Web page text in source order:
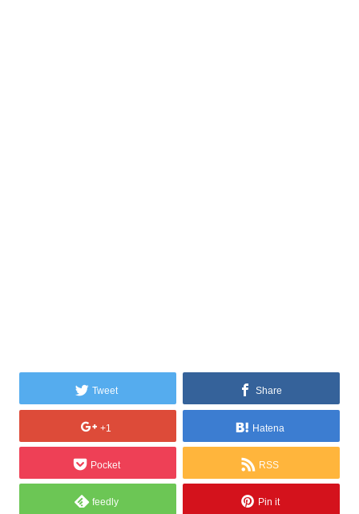
Tweet Share
+1 Hatena
Pocket RSS
feedly Pin it